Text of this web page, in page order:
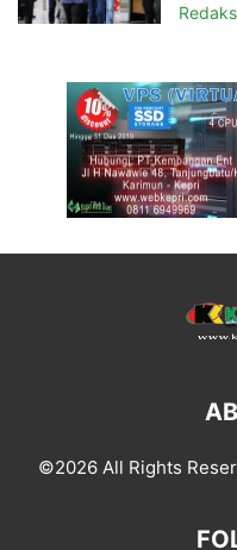
©2026 All Rights